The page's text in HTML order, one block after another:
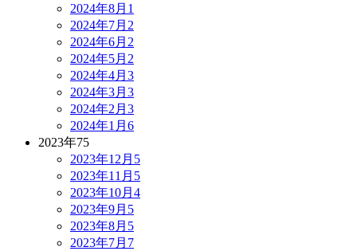
2024年8月 1
2024年7月 2
2024年6月 2
2024年5月 2
2024年4月 3
2024年3月 3
2024年2月 3
2024年1月 6
2023年75
2023年12月 5
2023年11月 5
2023年10月 4
2023年9月 5
2023年8月 5
2023年7月 7